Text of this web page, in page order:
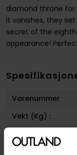
diamond throne for
it vanishes, they
secret of the
appearance!
Varenummer
Vekt (Kg) :
Opprinnelsesland :